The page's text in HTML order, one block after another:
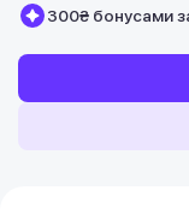
300₴ бонусами